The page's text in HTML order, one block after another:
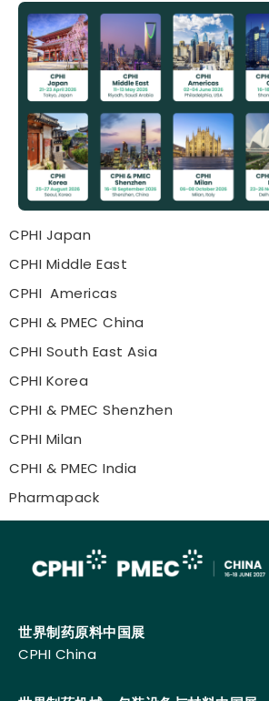
CPHI Japan
CPHI Middle East
CPHI Americas
CPHI & PMEC China
CPHI South East Asia
CPHI Korea
CPHI & PMEC Shenzhen
CPHI Milan
CPHI & PMEC India
Pharmapack
世界制药原料中国展
CPHI China